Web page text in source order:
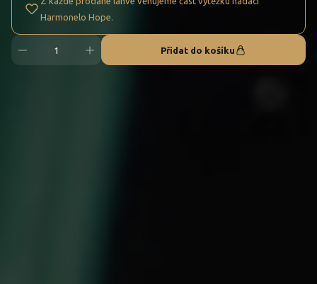
Harmonelo Hope.
Přidat do košíku